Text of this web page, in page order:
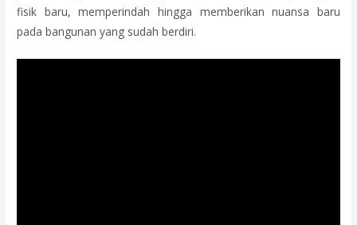
fisik baru, memperindah hingga memberikan nuansa baru
pada bangunan yang sudah berdiri.